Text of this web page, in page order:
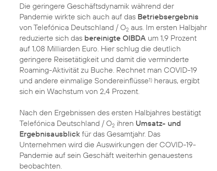
Die geringere Geschäftsdynamik während der
Pandemie wirkte sich auch auf das Betriebsergebnis
von Telefónica Deutschland / O2 aus. Im ersten Halbjahr
reduzierte sich das bereinigte OIBDA um 1,9 Prozent
auf 1,08 Milliarden Euro. Hier schlug die deutlich
geringere Reisetätigkeit und damit die verminderte
Roaming-Aktivität zu Buche. Rechnet man COVID-19
und andere einmalige Sondereinflüsse1) heraus, ergibt
sich ein Wachstum von 2,4 Prozent.
Nach den Ergebnissen des ersten Halbjahres bestätigt
Telefónica Deutschland / O2 ihren Umsatz- und
Ergebnisausblick für das Gesamtjahr. Das
Unternehmen wird die Auswirkungen der COVID-19-
Pandemie auf sein Geschäft weiterhin genauestens
beobachten.